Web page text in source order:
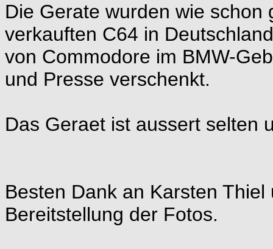
Die Gerate wurden wie
verkauften C64 in
von Commodore im BMW-
und Presse verschenkt.
Das Geraet ist aussert selten
Besten Dank an Karsten
Bereitstellung der Fotos.